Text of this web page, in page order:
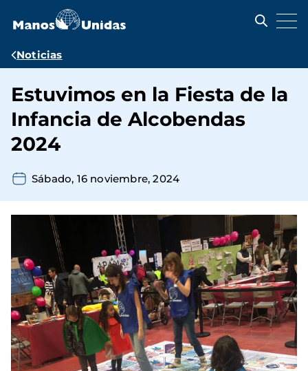
contenido
Ruta
navegación
Noticias
Estuvimos en la Fiesta de la
Infancia de Alcobendas
2024
Sábado, 16 noviembre, 2024